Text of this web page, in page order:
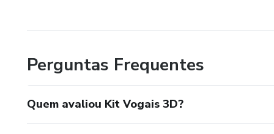
Perguntas Frequentes
Quem avaliou Kit Vogais 3D?